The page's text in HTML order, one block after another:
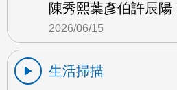
陳秀熙葉彥伯許辰陽
2026/06/15
生活掃描